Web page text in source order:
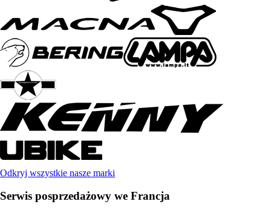
Odkryj wszystkie nasze marki
Serwis posprzedażowy we Francja